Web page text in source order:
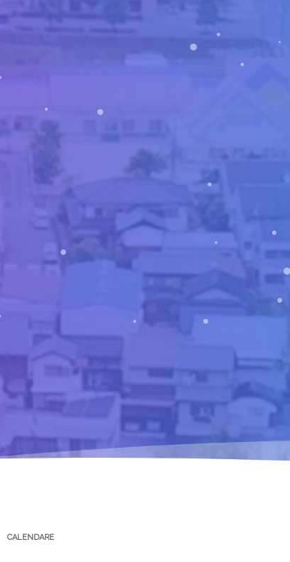
CALENDARE